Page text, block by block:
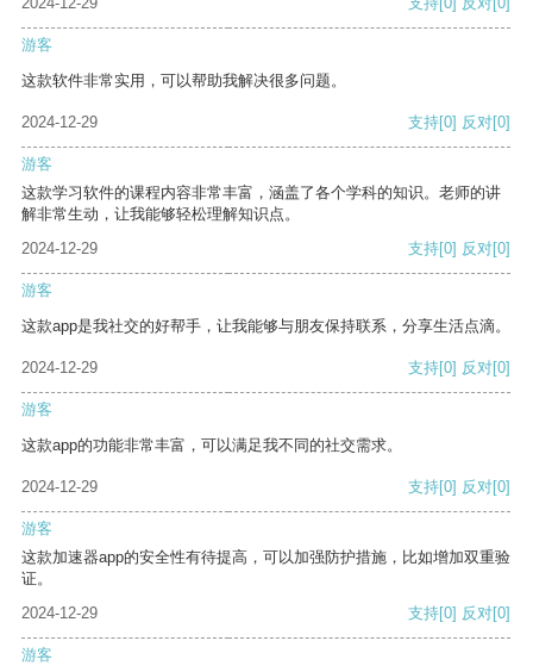
游客
这款软件非常实用，可以帮助我解决很多问题。
2024-12-29 支持[0] 反对[0]
游客
这款学习软件的课程内容非常丰富，涵盖了各个学科的知识。老师的讲
解非常生动，让我能够轻松理解知识点。
2024-12-29
支持[0] 反对[0]
游客
这款app是我社交的好帮手，让我能够与朋友保持联系，分享生活点滴。
2024-12-29 支持[0] 反对[0]
游客
这款app的功能非常丰富，可以满足我不同的社交需求。
2024-12-29 支持[0] 反对[0]
游客
这款加速器app的安全性有待提高，可以加强防护措施，比如增加双重验
证。
2024-12-29
支持[0] 反对[0]
游客